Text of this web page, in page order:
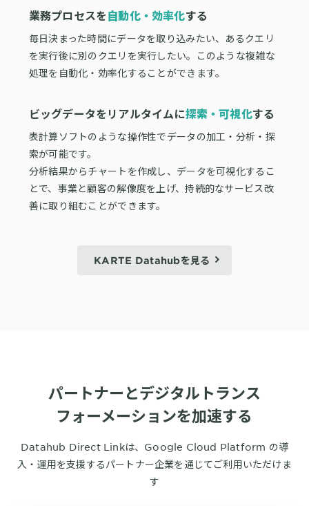
業務プロセスを自動化・効率化する
毎日決まった時間にデータを取り込みたい、あるクエリ
を実行後に別のクエリを実行したい。このような複雑な
処理を自動化・効率化することができます。
ビッグデータをリアルタイムに探索・可視化する
表計算ソフトのような操作性でデータの加工・分析・探
索が可能です。
分析結果からチャートを作成し、データを可視化するこ
とで、事業と顧客の解像度を上げ、持続的なサービス改
善に取り組むことができます。
KARTE Datahubを見る
パートナーとデジタルトランス
フォーメーションを加速する
Datahub Direct Linkは、Google Cloud Platform の導
入・運用を支援するパートナー企業を通じてご利用いただけま
す